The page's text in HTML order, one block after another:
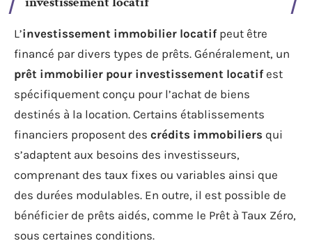
L’investissement immobilier locatifpeut être
financé par divers types de prêts. Généralement, un
prêt immobilier pour investissement locatifest
spécifiquement conçu pour l’achat de biens
destinés à la location. Certains établissements
financiers proposent des crédits immobiliers qui
s’adaptent aux besoins des investisseurs,
comprenant des taux fixes ou variables ainsi que
des durées modulables. En outre, il est possible de
bénéficier de prêts aidés, comme le Prêt à Taux Zéro,
sous certaines conditions.